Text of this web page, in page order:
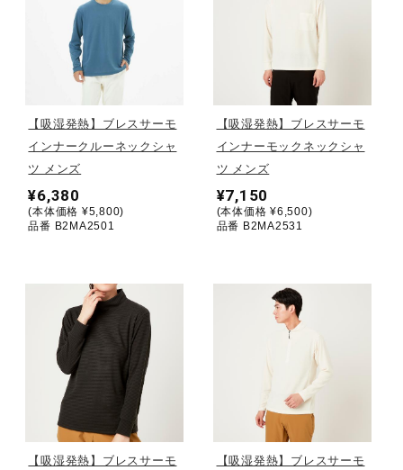
バドミントン
陸上競技
柔道
ウィンタースポーツ
ワーキング
【吸湿発熱】ブレスサーモ
インナークルーネックシャ
ツ メンズ
¥6,380
(本体価格 ¥5,800)
品番 B2MA2501
【吸湿発熱】ブレスサーモ
インナーモックネックシャ
ツ メンズ
¥7,150
(本体価格 ¥6,500)
品番 B2MA2531
【吸湿発熱】ブレスサーモ
【吸湿発熱】ブレスサーモ